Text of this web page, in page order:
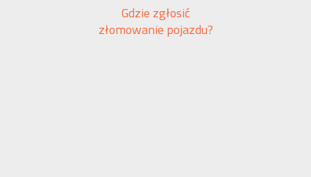
Gdzie zgłosić
złomowanie pojazdu?